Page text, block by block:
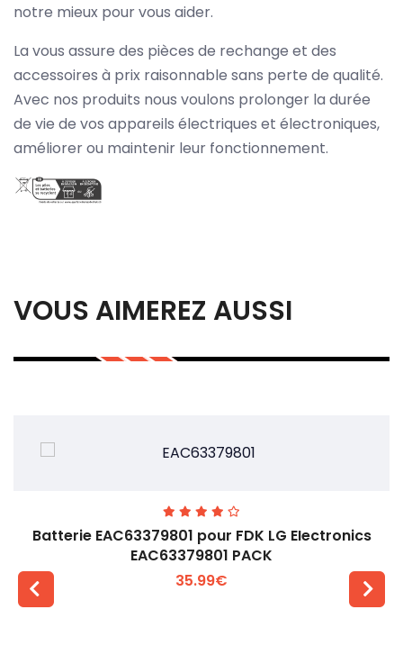
notre mieux pour vous aider.
La vous assure des pièces de rechange et des
accessoires à prix raisonnable sans perte de qualité.
Avec nos produits nous voulons prolonger la durée
de vie de vos appareils électriques et électroniques,
améliorer ou maintenir leur fonctionnement.
VOUS AIMEREZ AUSSI
Batterie EAC63379801 pour FDK LG EIectronics
EAC63379801 PACK
35.99€